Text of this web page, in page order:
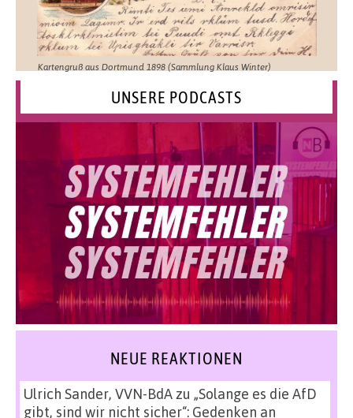
Kartengruß aus Dortmund 1898 (Sammlung Klaus Winter)
UNSERE PODCASTS
NEUE REAKTIONEN
Ulrich Sander, VVN-BdAzu „Solange es die AfD
gibt, sind wir nicht sicher“: Gedenken an